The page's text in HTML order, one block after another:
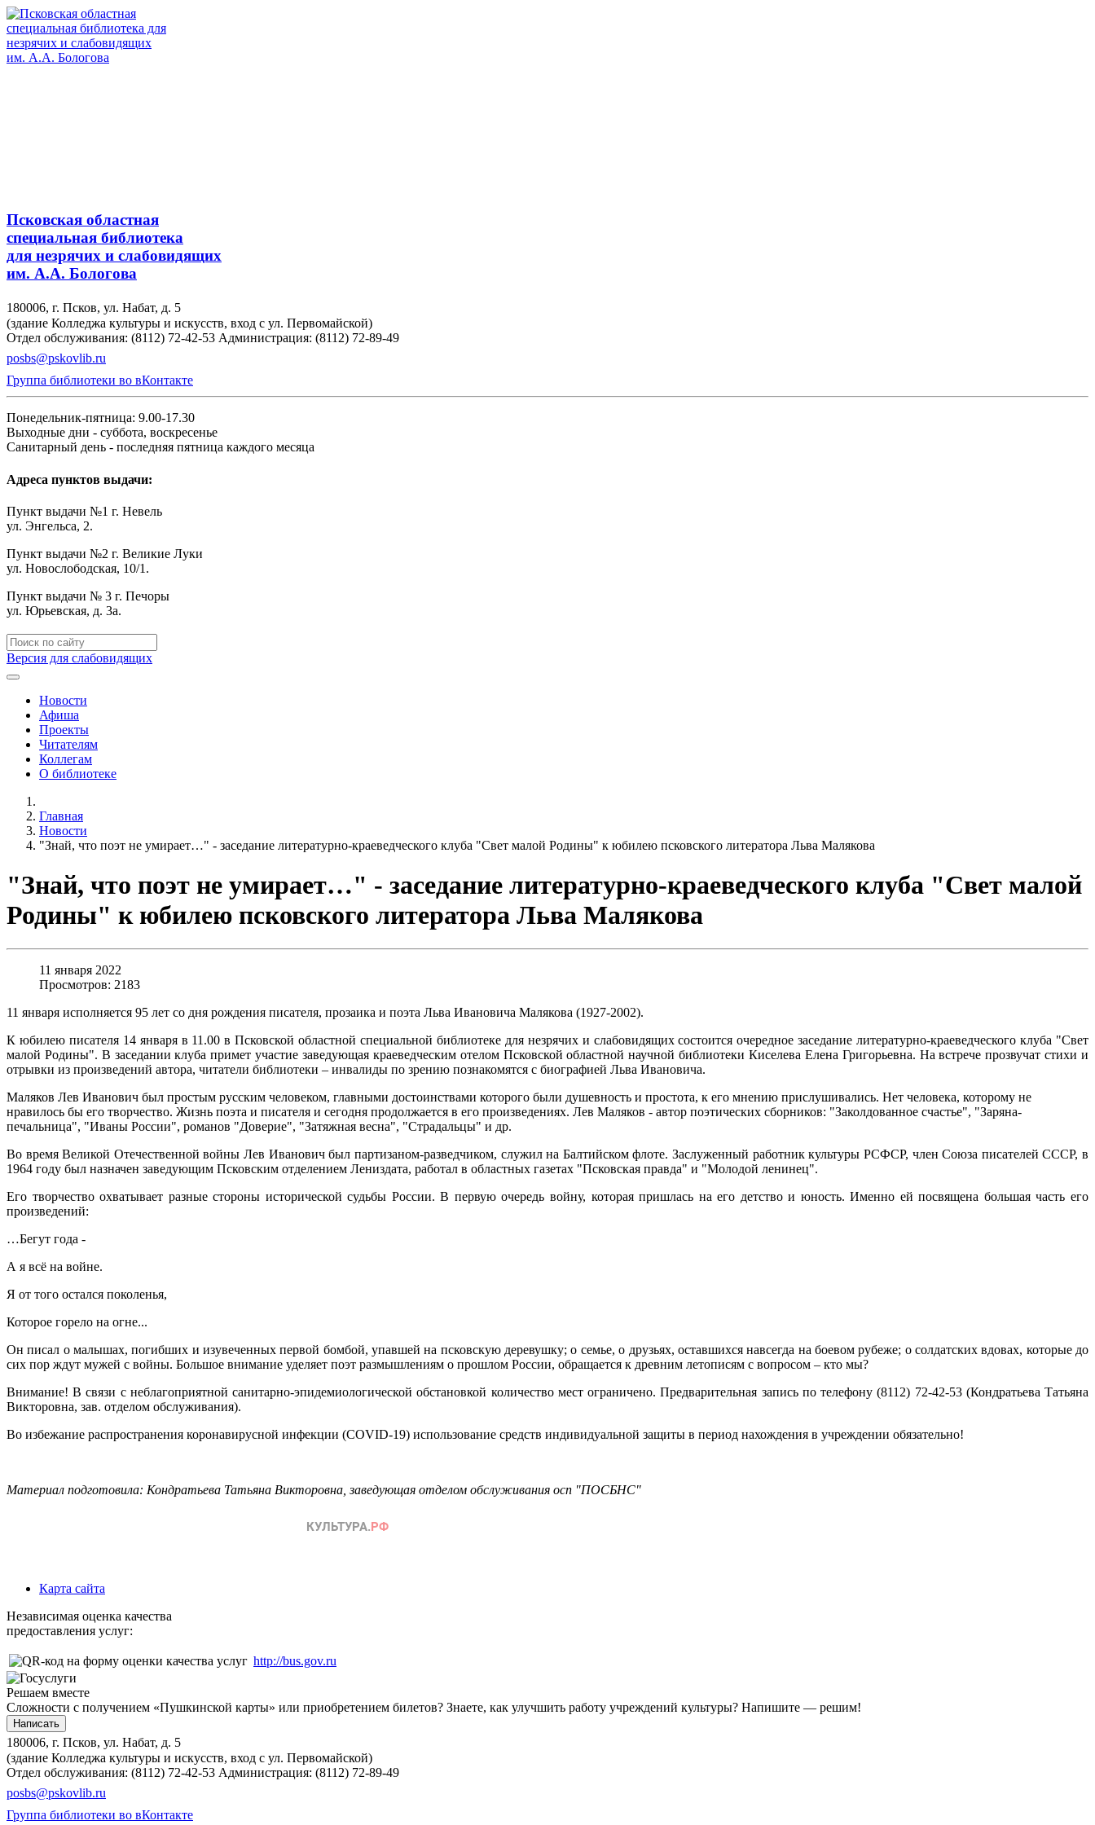
Псковская областная
специальная библиотека
для незрячих и слабовидящих
им. А.А. Бологова
180006, г. Псков, ул. Набат, д. 5
(здание Колледжа культуры и искусств, вход с ул. Первомайской)
Отдел обслуживания: (8112) 72-42-53 Администрация: (8112) 72-89-49
posbs@pskovlib.ru
Группа библиотеки во вКонтакте
Понедельник-пятница: 9.00-17.30
Выходные дни - суббота, воскресенье
Санитарный день - последняя пятница каждого месяца
Адреса пунктов выдачи:
Пункт выдачи №1 г. Невель
ул. Энгельса, 2.
Пункт выдачи №2 г. Великие Луки
ул. Новослободская, 10/1.
Пункт выдачи № 3 г. Печоры
ул. Юрьевская, д. 3а.
Версия для слабовидящих
Новости
Афиша
Проекты
Читателям
Коллегам
О библиотеке
Главная
Новости
"Знай, что поэт не умирает…" - заседание литературно-краеведческого клуба "Свет малой Родины" к юбилею псковского литератора Льва Малякова
"Знай, что поэт не умирает…" - заседание литературно-краеведческого клуба "Свет малой
Родины" к юбилею псковского литератора Льва Малякова
11 января 2022
Просмотров: 2183
11 января исполняется 95 лет со дня рождения писателя, прозаика и поэта Льва Ивановича Малякова (1927-2002).
К юбилею писателя 14 января в 11.00 в Псковской областной специальной библиотеке для незрячих и слабовидящих состоится очередное заседание литературно-краеведческого клуба "Свет
малой Родины". В заседании клуба примет участие заведующая краеведческим отелом Псковской областной научной библиотеки Киселева Елена Григорьевна. На встрече прозвучат стихи и
отрывки из произведений автора, читатели библиотеки – инвалиды по зрению познакомятся с биографией Льва Ивановича.
Маляков Лев Иванович был простым русским человеком, главными достоинствами которого были душевность и простота, к его мнению прислушивались. Нет человека, которому не
нравилось бы его творчество. Жизнь поэта и писателя и сегодня продолжается в его произведениях. Лев Маляков - автор поэтических сборников: "Заколдованное счастье", "Заряна-
печальница", "Иваны России", романов "Доверие", "Затяжная весна", "Страдальцы" и др.
Во время Великой Отечественной войны Лев Иванович был партизаном-разведчиком, служил на Балтийском флоте. Заслуженный работник культуры РСФСР, член Союза писателей СССР, в
1964 году был назначен заведующим Псковским отделением Лениздата, работал в областных газетах "Псковская правда" и "Молодой ленинец".
Его творчество охватывает разные стороны исторической судьбы России. В первую очередь войну, которая пришлась на его детство и юность. Именно ей посвящена большая часть его
произведений:
…Бегут года -
А я всё на войне.
Я от того остался поколенья,
Которое горело на огне...
Он писал о малышах, погибших и изувеченных первой бомбой, упавшей на псковскую деревушку; о семье, о друзьях, оставшихся навсегда на боевом рубеже; о солдатских вдовах, которые до
сих пор ждут мужей с войны. Большое внимание уделяет поэт размышлениям о прошлом России, обращается к древним летописям с вопросом – кто мы?
Внимание! В связи с неблагоприятной санитарно-эпидемиологической обстановкой количество мест ограничено. Предварительная запись по телефону (8112) 72-42-53 (Кондратьева Татьяна
Викторовна, зав. отделом обслуживания).
Во избежание распространения коронавирусной инфекции (COVID-19) использование средств индивидуальной защиты в период нахождения в учреждении обязательно!
Материал подготовила: Кондратьева Татьяна Викторовна, заведующая отделом обслуживания осп "ПОСБНС"
Карта сайта
Независимая оценка качества
предоставления услуг:
http://bus.gov.ru
Решаем вместе
Сложности с получением «Пушкинской карты» или приобретением билетов? Знаете, как улучшить работу учреждений культуры? Напишите — решим!
Написать
180006, г. Псков, ул. Набат, д. 5
(здание Колледжа культуры и искусств, вход с ул. Первомайской)
Отдел обслуживания: (8112) 72-42-53 Администрация: (8112) 72-89-49
posbs@pskovlib.ru
Группа библиотеки во вКонтакте